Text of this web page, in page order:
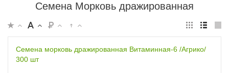
Семена Морковь дражированная
Семена морковь дражированная Витаминная-6 /Агрико/
300 шт